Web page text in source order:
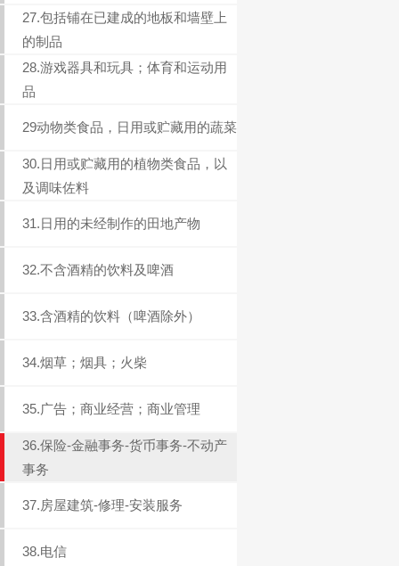
27.包括铺在已建成的地板和墙壁上
的制品
28.游戏器具和玩具；体育和运动用
品
29动物类食品，日用或贮藏用的蔬菜
30.日用或贮藏用的植物类食品，以
及调味佐料
31.日用的未经制作的田地产物
32.不含酒精的饮料及啤酒
33.含酒精的饮料（啤酒除外）
34.烟草；烟具；火柴
35.广告；商业经营；商业管理
36.保险-金融事务-货币事务-不动产
事务
37.房屋建筑-修理-安装服务
38.电信